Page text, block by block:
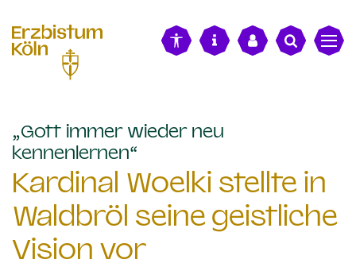
„Gott immer wieder neu
kennenlernen“
Kardinal Woelki stellte in
Waldbröl seine geistliche
Vision vor